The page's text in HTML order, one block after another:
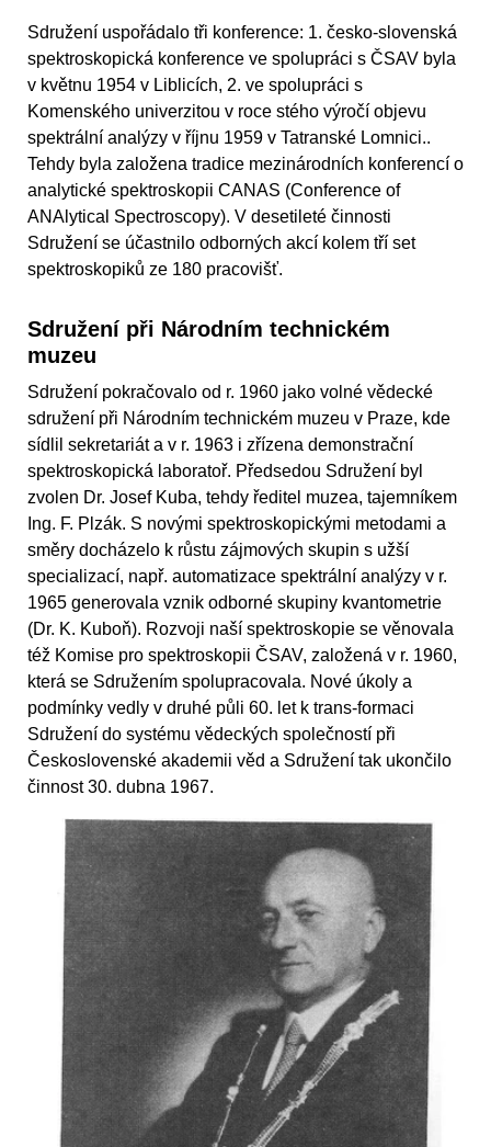
Sdružení uspořádalo tři konference: 1. česko-slovenská
spektroskopická konference ve spolupráci s ČSAV byla
v květnu 1954 v Liblicích, 2. ve spolupráci s
Komenského univerzitou v roce stého výročí objevu
spektrální analýzy v říjnu 1959 v Tatranské Lomnici..
Tehdy byla založena tradice mezinárodních konferencí o
analytické spektroskopii CANAS (Conference of
ANAlytical Spectroscopy). V desetileté činnosti
Sdružení se účastnilo odborných akcí kolem tří set
spektroskopiků ze 180 pracovišť.
Sdružení při Národním technickém
muzeu
Sdružení pokračovalo od r. 1960 jako volné vědecké
sdružení při Národním technickém muzeu v Praze, kde
sídlil sekretariát a v r. 1963 i zřízena demonstrační
spektroskopická laboratoř. Předsedou Sdružení byl
zvolen Dr. Josef Kuba, tehdy ředitel muzea, tajemníkem
Ing. F. Plzák. S novými spektroskopickými metodami a
směry docházelo k růstu zájmových skupin s užší
specializací, např. automatizace spektrální analýzy v r.
1965 generovala vznik odborné skupiny kvantometrie
(Dr. K. Kuboň). Rozvoji naší spektroskopie se věnovala
též Komise pro spektroskopii ČSAV, založená v r. 1960,
která se Sdružením spolupracovala. Nové úkoly a
podmínky vedly v druhé půli 60. let k trans-formaci
Sdružení do systému vědeckých společností při
Československé akademii věd a Sdružení tak ukončilo
činnost 30. dubna 1967.